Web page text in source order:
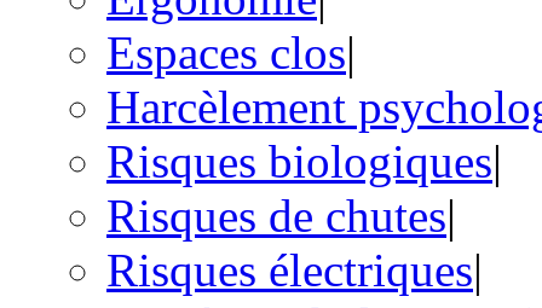
Espaces clos|
Harcèlement
Risques biologiques|
Risques de chutes|
Risques électriques|